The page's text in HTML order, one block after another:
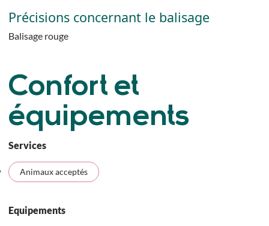
Précisions concernant le balisage
Balisage rouge
Confort et
équipements
Services
Animaux acceptés
Equipements